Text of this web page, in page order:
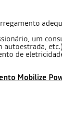
um
de
Mobilize